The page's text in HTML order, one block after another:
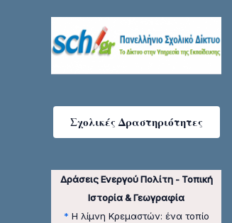
Σχολικές Δραστηριότητες
Δράσεις Ενεργού Πολίτη - Τοπική
Ιστορία & Γεωγραφία
* Η λίμνη Κρεμαστών: ένα τοπίο